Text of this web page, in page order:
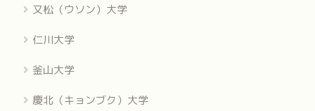
又松（ウソン）大学
仁川大学
釜山大学
慶北（キョンブク）大学